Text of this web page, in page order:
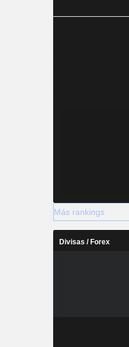
Más rankings
Divisas / Forex